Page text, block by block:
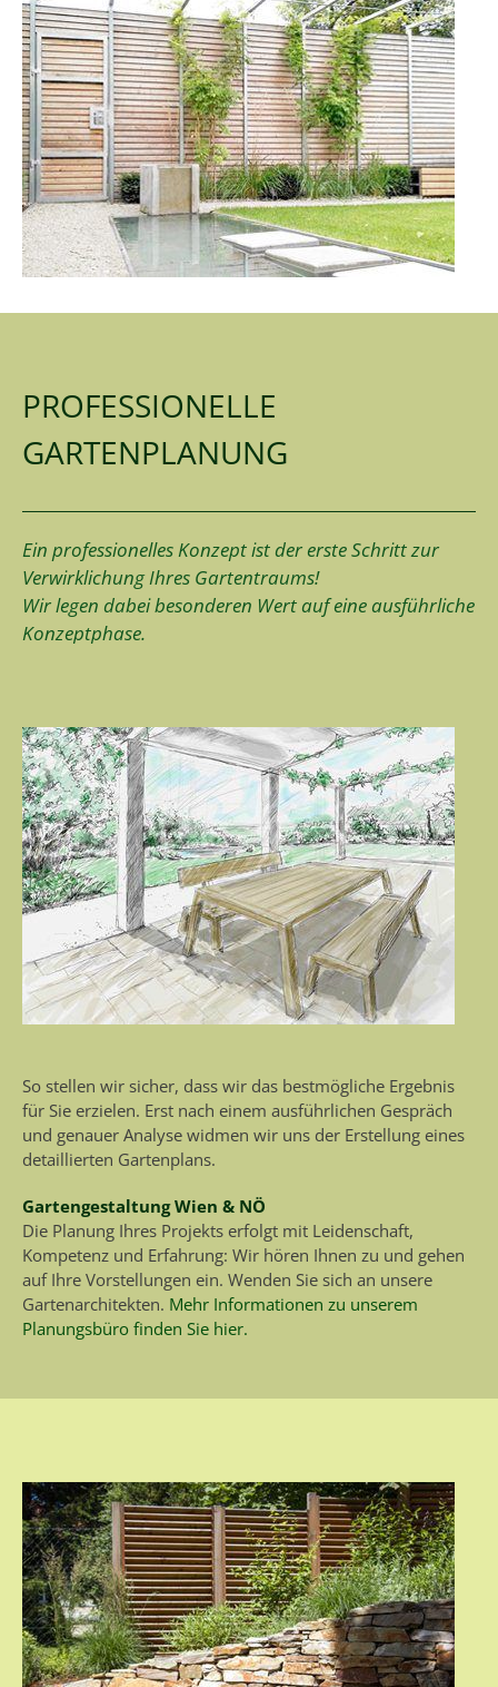
PROFESSIONELLE
GARTENPLANUNG
Ein professionelles Konzept ist der erste Schritt zur
Verwirklichung Ihres Gartentraums!
Wir legen dabei besonderen Wert auf eine ausführliche
Konzeptphase.
So stellen wir sicher, dass wir das bestmögliche Ergebnis
für Sie erzielen. Erst nach einem ausführlichen Gespräch
und genauer Analyse widmen wir uns der Erstellung eines
detaillierten Gartenplans.
Gartengestaltung Wien & NÖ
Die Planung Ihres Projekts erfolgt mit Leidenschaft,
Kompetenz und Erfahrung: Wir hören Ihnen zu und gehen
auf Ihre Vorstellungen ein. Wenden Sie sich an unsere
Gartenarchitekten. Mehr Informationen zu unserem
Planungsbüro finden Sie hier.